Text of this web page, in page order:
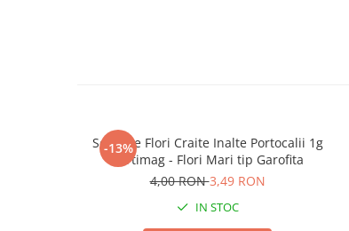
Pompa de stropit-13%
Seminte Flori Craite Inalte Portocalii 1g
Kertimag - Flori Mari tip Garofita
4,00 RON3,49 RON
IN STOC